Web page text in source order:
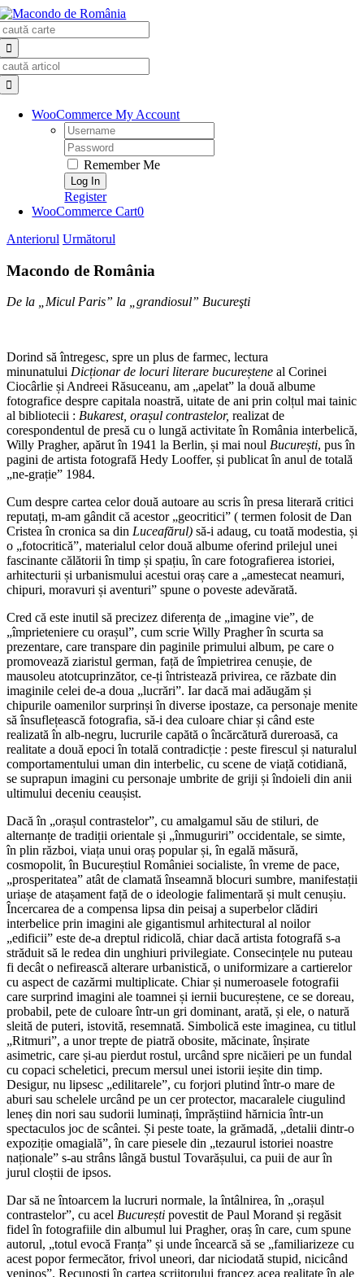
Skip
to
content
WooCommerce My Account
Username:
Password:
Remember Me
Register
WooCommerce Cart0
Anteriorul Următorul
Macondo de România
De la „Micul Paris” la „grandiosul” Bucureşti
Dorind să întregesc, spre un plus de farmec, lectura
minunatului Dicționar de locuri literare bucureștene al Corinei
Ciocârlie și Andreei Răsuceanu, am „apelat” la două albume
fotografice despre capitala noastră, uitate de ani prin colțul mai tainic
al bibliotecii : Bukarest, orașul contrastelor, realizat de
corespondentul de presă cu o lungă activitate în România interbelică,
Willy Pragher, apărut în 1941 la Berlin, și mai noul București, pus în
pagini de artista fotografă Hedy Looffer, și publicat în anul de totală
„ne-grație” 1984.
Cum despre cartea celor două autoare au scris în presa literară critici
reputați, m-am gândit că acestor „geocritici” ( termen folosit de Dan
Cristea în cronica sa din Luceafărul) să-i adaug, cu toată modestia, și
o „fotocritică”, materialul celor două albume oferind prilejul unei
fascinante călătorii în timp și spațiu, în care fotografierea istoriei,
arhitecturii și urbanismului acestui oraș care a „amestecat neamuri,
chipuri, moravuri și aventuri” spune o poveste adevărată.
Cred că este inutil să precizez diferența de „imagine vie”, de
„împrieteniere cu orașul”, cum scrie Willy Pragher în scurta sa
prezentare, care transpare din paginile primului album, pe care o
promovează ziaristul german, față de împietrirea cenușie, de
mausoleu atotcuprinzător, ce-ți întristează privirea, ce răzbate din
imaginile celei de-a doua „lucrări”. Iar dacă mai adăugăm și
chipurile oamenilor surprinși în diverse ipostaze, ca personaje menite
să însuflețească fotografia, să-i dea culoare chiar și când este
realizată în alb-negru, lucrurile capătă o încărcătură dureroasă, ca
realitate a două epoci în totală contradicție : peste firescul și naturalul
comportamentului uman din interbelic, cu scene de viață cotidiană,
se suprapun imagini cu personaje umbrite de griji și îndoieli din anii
ultimului deceniu ceaușist.
Dacă în „orașul contrastelor”, cu amalgamul său de stiluri, de
alternanțe de tradiții orientale și „înmuguriri” occidentale, se simte,
în plin război, viața unui oraș popular și, în egală măsură,
cosmopolit, în Bucureștiul României socialiste, în vreme de pace,
„prosperitatea” atât de clamată înseamnă blocuri sumbre, manifestații
uriașe de atașament față de o ideologie falimentară și mult cenușiu.
Încercarea de a compensa lipsa din peisaj a superbelor clădiri
interbelice prin imagini ale gigantismul arhitectural al noilor
„edificii” este de-a dreptul ridicolă, chiar dacă artista fotografă s-a
străduit să le redea din unghiuri privilegiate. Consecințele nu puteau
fi decât o nefirească alterare urbanistică, o uniformizare a cartierelor
cu aspect de cazărmi multiplicate. Chiar și numeroasele fotografii
care surprind imagini ale toamnei și iernii bucureștene, ce se doreau,
probabil, pete de culoare într-un gri dominant, arată, și ele, o natură
sleită de puteri, istovită, resemnată. Simbolică este imaginea, cu titlul
„Ritmuri”, a unor trepte de piatră obosite, măcinate, înșirate
asimetric, care și-au pierdut rostul, urcând spre nicăieri pe un fundal
cu copaci scheletici, precum mersul unei istorii ieșite din timp.
Desigur, nu lipsesc „edilitarele”, cu forjori plutind într-o mare de
aburi sau schelele urcând pe un cer protector, macaralele ciugulind
leneș din nori sau sudorii luminați, împrăștiind hărnicia într-un
spectaculos joc de scântei. Și peste toate, la grămadă, „detalii dintr-o
expoziție omagială”, în care piesele din „tezaurul istoriei noastre
naționale” s-au strâns lângă bustul Tovarășului, ca puii de aur în
jurul cloștii de ipsos.
Dar să ne întoarcem la lucruri normale, la întâlnirea, în „orașul
contrastelor”, cu acel București povestit de Paul Morand și regăsit
fidel în fotografiile din albumul lui Pragher, oraș în care, cum spune
autorul, „totul evocă Franța” și unde încearcă să se „familiarizeze cu
acest popor fermecător, frivol uneori, dar niciodată stupid, nicicând
veninos”. Recunoști în cartea scriitorului francez acea realitate în ale